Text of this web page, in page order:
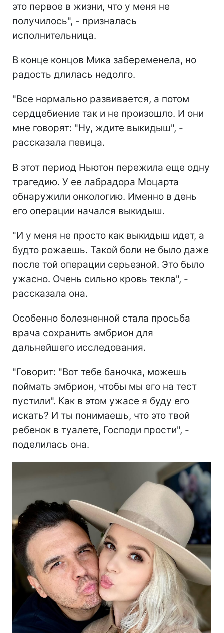
это первое в жизни, что у меня не
получилось", - призналась
исполнительница.
В конце концов Мика забеременела, но
радость длилась недолго.
"Все нормально развивается, а потом
сердцебиение так и не произошло. И они
мне говорят: "Ну, ждите выкидыш", -
рассказала певица.
В этот период Ньютон пережила еще одну
трагедию. У ее лабрадора Моцарта
обнаружили онкологию. Именно в день
его операции начался выкидыш.
"И у меня не просто как выкидыш идет, а
будто рожаешь. Такой боли не было даже
после той операции серьезной. Это было
ужасно. Очень сильно кровь текла", -
рассказала она.
Особенно болезненной стала просьба
врача сохранить эмбрион для
дальнейшего исследования.
"Говорит: "Вот тебе баночка, можешь
поймать эмбрион, чтобы мы его на тест
пустили". Как в этом ужасе я буду его
искать? И ты понимаешь, что это твой
ребенок в туалете, Господи прости", -
поделилась она.